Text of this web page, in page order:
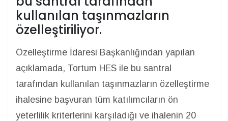
kullanılan taşınmazların
özelleştiriliyor.
Özelleştirme İdaresi Başkanlığından yapılan
açıklamada, Tortum HES ile bu santral
tarafından kullanılan taşınmazların özelleştirme
ihalesine başvuran tüm katılımcıların ön
yeterlilik kriterlerini karşıladığı ve ihalenin 20